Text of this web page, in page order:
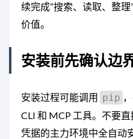
续完成“搜索、读取、整
价值。
安装前先确认边
安装过程可能调用 pip
CLI 和 MCP 工具。不要
凭据的主力环境中全自动